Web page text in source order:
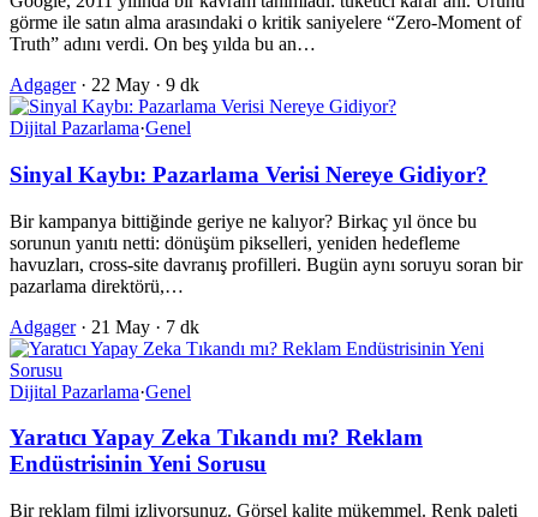
görme ile satın alma arasındaki o kritik saniyelere “Zero-Moment of
Truth” adını verdi. On beş yılda bu an…
Adgager · 22 May · 9 dk
Dijital Pazarlama·Genel
Sinyal Kaybı: Pazarlama Verisi Nereye Gidiyor?
Bir kampanya bittiğinde geriye ne kalıyor? Birkaç yıl önce bu
sorunun yanıtı netti: dönüşüm pikselleri, yeniden hedefleme
havuzları, cross-site davranış profilleri. Bugün aynı soruyu soran bir
pazarlama direktörü,…
Adgager · 21 May · 7 dk
Dijital Pazarlama·Genel
Yaratıcı Yapay Zeka Tıkandı mı? Reklam
Endüstrisinin Yeni Sorusu
Bir reklam filmi izliyorsunuz. Görsel kalite mükemmel. Renk paleti